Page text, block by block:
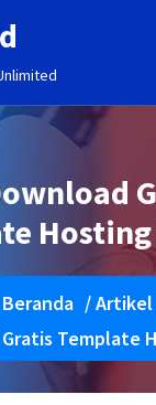
Hosting
Beranda /Artikel
Template